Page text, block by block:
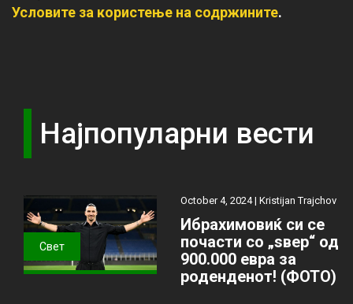
Условите за користење на содржините.
Најпопуларни вести
Свет
October 4, 2024 |Kristijan Trajchov
Ибрахимовиќ си се
почасти со „ѕвер“ од
900.000 евра за
роденденот! (ФОТО)